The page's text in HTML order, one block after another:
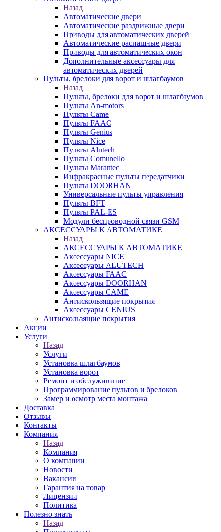
Назад
Автоматические двери
Автоматические раздвижные двери
Приводы для автоматических дверей
Автоматические распашные двери
Приводы для автоматических окон
Дополнительные аксессуары для
автоматических дверей
Пульты, брелоки для ворот и шлагбаумов
Назад
Пульты, брелоки для ворот и шлагбаумов
Пульты An-motors
Пульты Came
Пульты FAAC
Пульты Genius
Пульты Nice
Пульты Alutech
Пульты Сomunello
Пульты Marantec
Инфракрасные пульты передатчики
Пульты DOORHAN
Универсальные пульты управления
Пульты BFT
Пульты PAL-ES
Модули беспроводной связи GSM
АКСЕССУАРЫ К АВТОМАТИКЕ
Назад
АКСЕССУАРЫ К АВТОМАТИКЕ
Аксессуары NICE
Аксессуары ALUTECH
Аксессуары FAAC
Аксессуары DOORHAN
Аксессуары CAME
Антискользящие покрытия
Аксессуары GENIUS
Антискользящие покрытия
Акции
Услуги
Назад
Услуги
Установка шлагбаумов
Установка ворот
Ремонт и обслуживание
Программирование пультов и брелоков
Замер и осмотр места монтажа
Доставка
Отзывы
Контакты
Компания
Назад
Компания
О компании
Новости
Вакансии
Гарантия на товар
Лицензии
Политика
Полезно знать
Назад